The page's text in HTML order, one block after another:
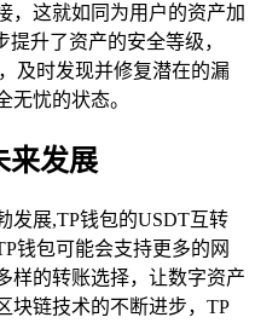
，这就如同为用户的资产加
提升了资产的安全等级，
及时发现并修复潜在的漏
无忧的状态。
来发展
发展,TP钱包的USDT互转
钱包可能会支持更多的网
样的转账选择，让数字资产
块链技术的不断进步，TP